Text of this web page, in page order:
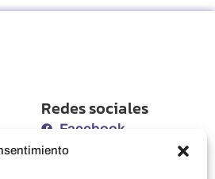
Redes sociales
Facebook